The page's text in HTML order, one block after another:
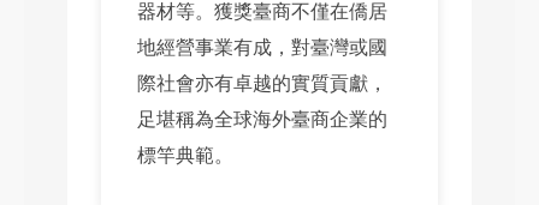
器材等。獲獎臺商不僅在僑居
地經營事業有成，對臺灣或國
際社會亦有卓越的實質貢獻，
足堪稱為全球海外臺商企業的
標竿典範。